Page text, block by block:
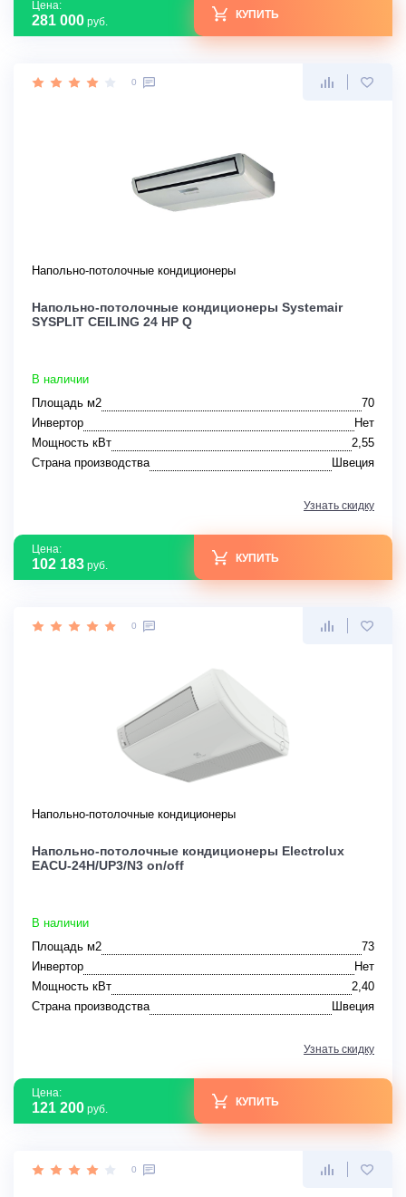
Цена:
281 000 руб.
КУПИТЬ
0
Напольно-потолочные кондиционеры
Напольно-потолочные кондиционеры Systemair
SYSPLIT CEILING 24 HP Q
В наличии
Площадь м2
70
Инвертор
Нет
Мощность кВт
2,55
Страна производства
Швеция
Узнать скидку
Цена:
102 183 руб.
КУПИТЬ
0
Напольно-потолочные кондиционеры
Напольно-потолочные кондиционеры Electrolux
EACU-24H/UP3/N3 on/off
В наличии
Площадь м2
73
Инвертор
Нет
Мощность кВт
2,40
Страна производства
Швеция
Узнать скидку
Цена:
121 200 руб.
КУПИТЬ
0